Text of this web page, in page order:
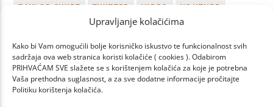
Upravljanje kolačićima
Kako bi Vam omogućili bolje korisničko iskustvo te funkcionalnost svih
sadržaja ova web stranica koristi kolačiće ( cookies ). Odabirom
PRIHVAĆAM SVE slažete se s korištenjem kolačića za koje je potrebna
Vaša prethodna suglasnost, a za sve dodatne informacije pročitajte
Politiku korištenja kolačića.
TAYLOR SWIFT
TWITTER VIDEO
YOUTUBE